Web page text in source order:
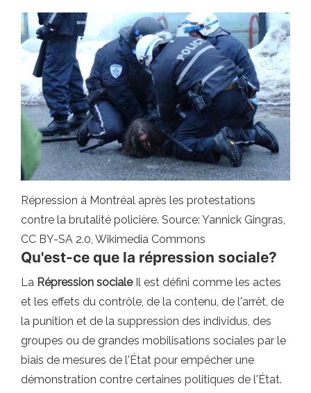
Répression à Montréal après les protestations
contre la brutalité policière. Source: Yannick Gingras,
CC BY-SA 2.0, Wikimedia Commons
Qu'est-ce que la répression sociale?
La Répression socialeIl est défini comme les actes
et les effets du contrôle, de la contenu, de l'arrêt, de
la punition et de la suppression des individus, des
groupes ou de grandes mobilisations sociales par le
biais de mesures de l'État pour empêcher une
démonstration contre certaines politiques de l'État.